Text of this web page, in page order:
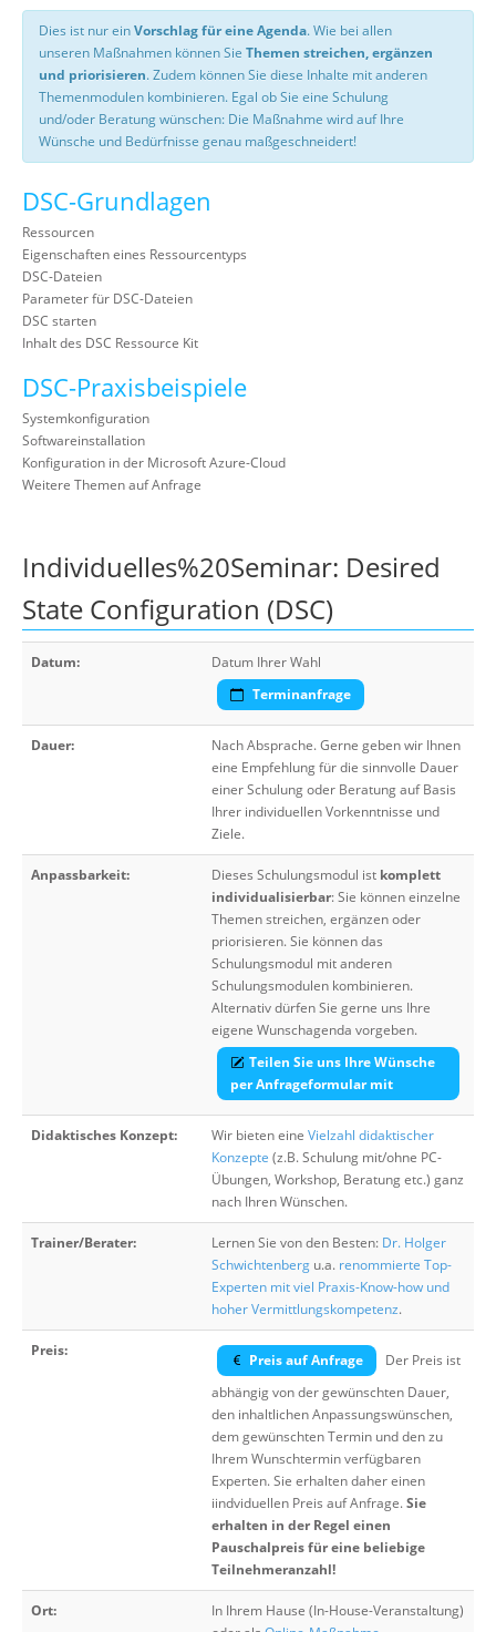
Dies ist nur einVorschlag für eine Agenda. Wie bei allen
unseren Maßnahmen können Sie Themen streichen, ergänzen
und priorisieren. Zudem können Sie diese Inhalte mit anderen
Themenmodulen kombinieren. Egal ob Sie eine Schulung
und/oder Beratung wünschen: Die Maßnahme wird auf Ihre
Wünsche und Bedürfnisse genau maßgeschneidert!
DSC-Grundlagen
Ressourcen
Eigenschaften eines Ressourcentyps
DSC-Dateien
Parameter für DSC-Dateien
DSC starten
Inhalt des DSC Ressource Kit
DSC-Praxisbeispiele
Systemkonfiguration
Softwareinstallation
Konfiguration in der Microsoft Azure-Cloud
Weitere Themen auf Anfrage
Individuelles%20Seminar: Desired
State Configuration (DSC)
Datum:
Datum Ihrer Wahl
Terminanfrage
Dauer:
Nach Absprache. Gerne geben wir Ihnen
eine Empfehlung für die sinnvolle Dauer
einer Schulung oder Beratung auf Basis
Ihrer individuellen Vorkenntnisse und
Ziele.
Anpassbarkeit: Dieses Schulungsmodul ist komplett
individualisierbar: Sie können einzelne
Themen streichen, ergänzen oder
priorisieren. Sie können das
Schulungsmodul mit anderen
Schulungsmodulen kombinieren.
Alternativ dürfen Sie gerne uns Ihre
eigene Wunschagenda vorgeben.
Teilen Sie uns Ihre Wünsche
per Anfrageformular mit
Didaktisches Konzept: Wir bieten eine Vielzahl didaktischer
Konzepte (z.B. Schulung mit/ohne PC-
Übungen, Workshop, Beratung etc.) ganz
nach Ihren Wünschen.
Trainer/Berater: Lernen Sie von den Besten: Dr. Holger
Schwichtenberg u.a. renommierte Top-
Experten mit viel Praxis-Know-how und
hoher Vermittlungskompetenz.
Preis:
Preis auf Anfrage
Der Preis ist
abhängig von der gewünschten Dauer,
den inhaltlichen Anpassungswünschen,
dem gewünschten Termin und den zu
Ihrem Wunschtermin verfügbaren
Experten. Sie erhalten daher einen
iindviduellen Preis auf Anfrage.Sie
erhalten in der Regel einen
Pauschalpreis für eine beliebige
Teilnehmeranzahl!
Ort:
In Ihrem Hause (In-House-Veranstaltung)